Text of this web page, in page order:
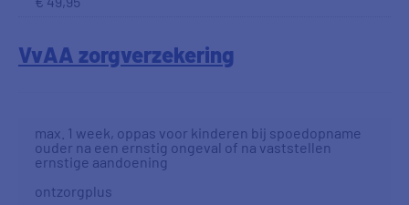
VvAA zorgverzekering
max. 1 week, oppas voor kinderen bij spoedopname
ouder na een ernstig ongeval of na vaststellen
ernstige aandoening
ontzorgplus